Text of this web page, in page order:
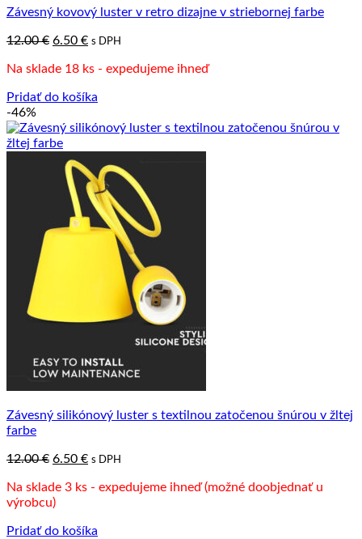
Závesný kovový luster v retro dizajne v striebornej farbe
12.00€ Pôvodná
bola:
6.50 €Aktuálna
je:
s DPH
Na sklade 18 ks - expedujeme ihneď
Pridať do košíka
-46%
Závesný silikónový luster s textilnou zatočenou šnúrou v žltej
farbe
12.00€ Pôvodná
bola:
12.00 €.
6.50 €Aktuálna
je:
s DPH
Na sklade 3 ks - expedujeme ihneď (možné doobjednať u
výrobcu)
Pridať do košíka